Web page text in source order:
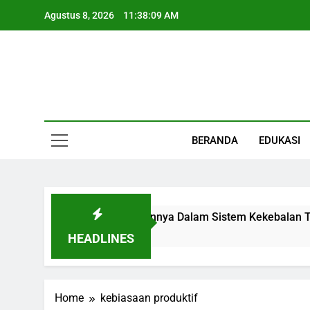
Agustus 8, 2026 11:38:10 AM
BERANDA EDUKASI
HEADLINES
Fungsi, Letak, Dan Perannya Dalam Sistem Kekebalan
Home kebiasaan produktif